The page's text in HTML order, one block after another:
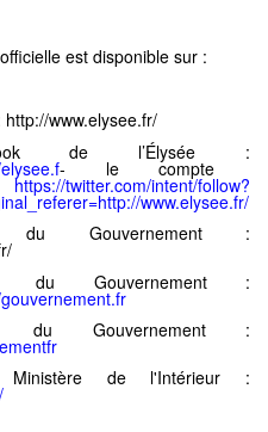
est disponible sur :
http://www.elysee.fr/
de l’Élysée :
- le compte
twitter.com/intent/follow?
www.elysee.fr/
Gouvernement :
du Gouvernement :
du Gouvernement :
de l'Intérieur :